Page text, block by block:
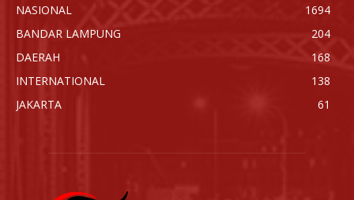
NASIONAL
1694
BANDAR LAMPUNG
204
DAERAH
168
INTERNATIONAL
138
JAKARTA
61